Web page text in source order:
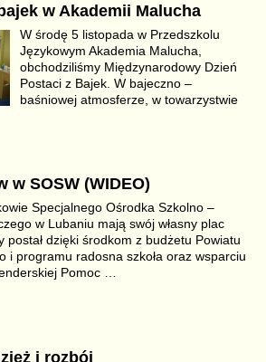
w Akademii Malucha
W środę 5 listopada w Przedszkolu
Językowym Akademia Malucha,
obchodziliśmy Międzynarodowy Dzień
Postaci z Bajek. W bajeczno –
baśniowej atmosferze, w towarzystwie
w SOSW (WIDEO)
Specjalnego Ośrodka Szkolno –
w Lubaniu mają swój własny plac
postał dzięki środkom z budżetu Powiatu
i programu radosna szkoła oraz wsparciu
Pomoc …
i rozbój